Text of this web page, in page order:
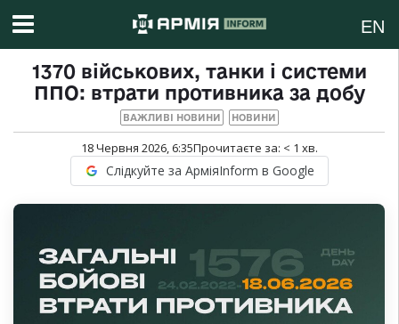
EN
1370 військових, танки і системи
ППО: втрати противника за добу
ВАЖЛИВІ НОВИНИ НОВИНИ
18 Червня 2026, 6:35Прочитаєте за: < 1 хв.
Слідкуйте за АрміяInform в Google